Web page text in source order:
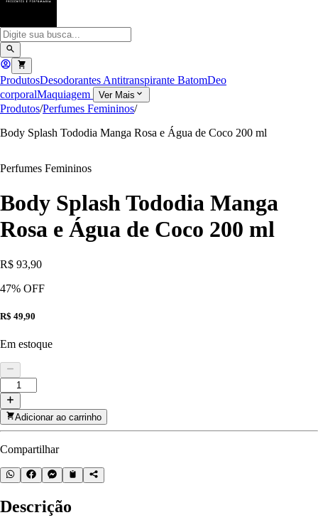
ProdutosDesodorantes Antitranspirante BatomDeo
corporalMaquiagem Ver Mais
Produtos/Perfumes Femininos/
Body Splash Tododia Manga Rosa e Água de Coco 200 ml
Perfumes Femininos
Body Splash Tododia Manga
Rosa e Água de Coco 200 ml
R$ 93,90
47% OFF
R$ 49,90
Em estoque
Adicionar ao carrinho
Compartilhar
Descrição